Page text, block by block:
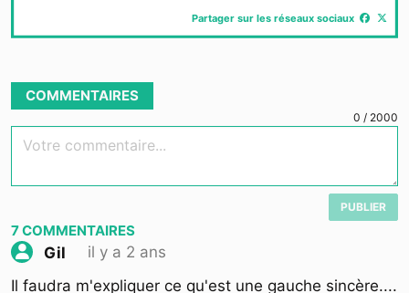
Partager sur les réseaux sociaux
COMMENTAIRES
0 / 2000
Votre commentaire...
PUBLIER
7COMMENTAIRES
Gil
il y a 2 ans
Il faudra m'expliquer ce qu'est une gauche sincère....